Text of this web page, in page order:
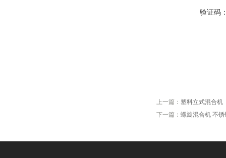
验证码
上一篇： 塑料立式混合机
下一篇： 螺旋混合机 不